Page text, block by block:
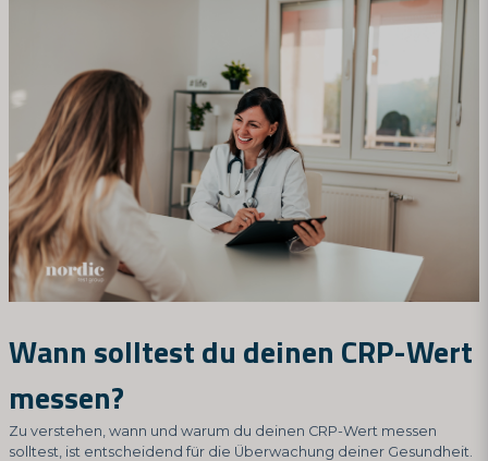
Wann solltest du deinen CRP-Wert
messen?
Zu verstehen, wann und warum du deinen CRP-Wert messen
solltest, ist entscheidend für die Überwachung deiner Gesundheit.